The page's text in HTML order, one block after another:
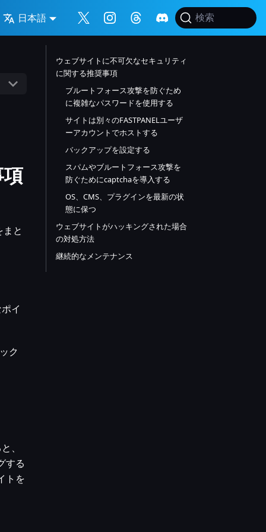
日本語 検索
と
イ
ク
、
する
トを
ウェブサイトに不可欠なセキュリティ
に関する推奨事項
ブルートフォース攻撃を防ぐため
に複雑なパスワードを使用する
サイトは別々のFASTPANELユーザ
ーアカウントでホストする
バックアップを設定する
スパムやブルートフォース攻撃を
防ぐためにcaptchaを導入する
OS、CMS、プラグインを最新の状
態に保つ
ウェブサイトがハッキングされた場合
の対処方法
継続的なメンテナンス